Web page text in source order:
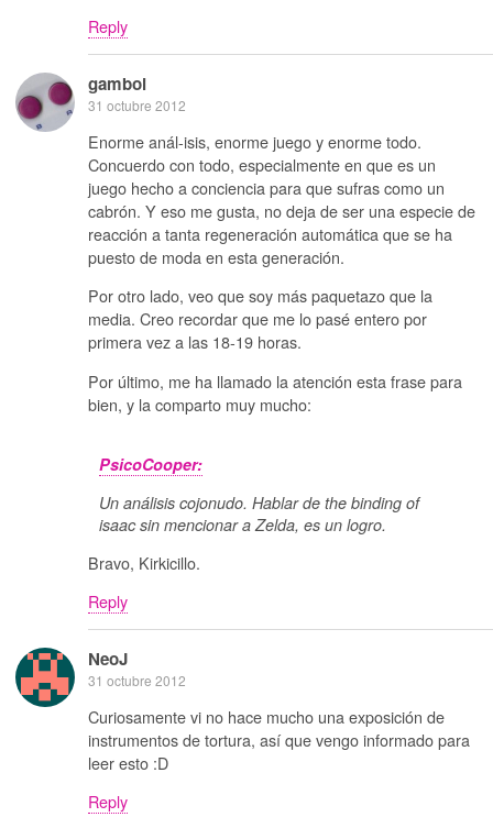
Reply
gamboi
31 octubre 2012
Enorme anál-isis, enorme juego y enorme todo.
Concuerdo con todo, especialmente en que es un
juego hecho a conciencia para que sufras como un
cabrón. Y eso me gusta, no deja de ser una especie de
reacción a tanta regeneración automática que se ha
puesto de moda en esta generación.
Por otro lado, veo que soy más paquetazo que la
media. Creo recordar que me lo pasé entero por
primera vez a las 18-19 horas.
Por último, me ha llamado la atención esta frase para
bien, y la comparto muy mucho:
PsicoCooper:
Un análisis cojonudo. Hablar de the binding of
isaac sin mencionar a Zelda, es un logro.
Bravo, Kirkicillo.
Reply
NeoJ
31 octubre 2012
Curiosamente vi no hace mucho una exposición de
instrumentos de tortura, así que vengo informado para
leer esto :D
Reply